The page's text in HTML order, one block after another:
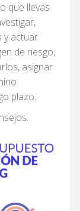
que llevas
y actuar
de riesgo,
asignar
plazo.